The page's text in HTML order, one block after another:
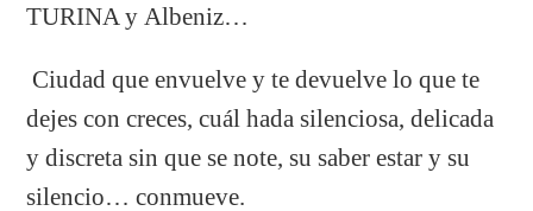
TURINA y Albeniz…
Ciudad que envuelve y te devuelve lo que te
dejes con creces, cuál hada silenciosa, delicada
y discreta sin que se note, su saber estar y su
silencio… conmueve.